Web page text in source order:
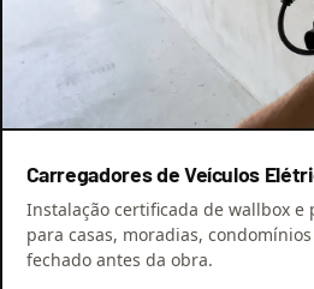
Carregadores de Veículos
Instalação certificada de wallbox e
para casas, moradias,
fechado antes da obra.